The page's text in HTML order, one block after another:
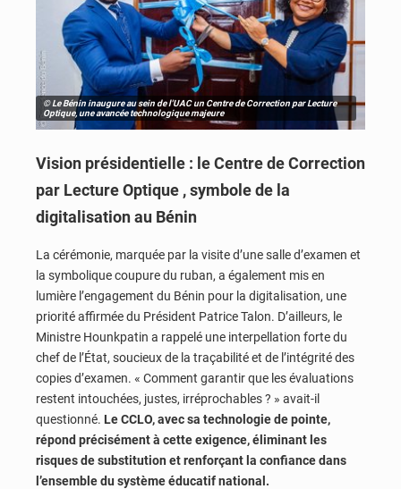
© Le Bénin inaugure au sein de l'UAC un Centre de Correction par Lecture
Optique, une avancée technologique majeure
Vision présidentielle : le Centre de Correction
par Lecture Optique , symbole de la
digitalisation au Bénin
La cérémonie, marquée par la visite d’une salle d’examen et
la symbolique coupure du ruban, a également mis en
lumière l’engagement du Bénin pour la digitalisation, une
priorité affirmée du Président Patrice Talon. D’ailleurs, le
Ministre Hounkpatin a rappelé une interpellation forte du
chef de l’État, soucieux de la traçabilité et de l’intégrité des
copies d’examen. « Comment garantir que les évaluations
restent intouchées, justes, irréprochables ? » avait-il
questionné. Le CCLO, avec sa technologie de pointe,
répond précisément à cette exigence, éliminant les
risques de substitution et renforçant la confiance dans
l’ensemble du système éducatif national.